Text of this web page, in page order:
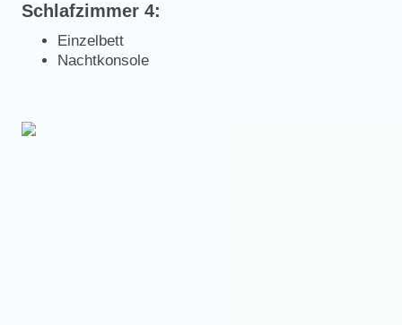
Schlafzimmer 4:
Einzelbett
Nachtkonsole